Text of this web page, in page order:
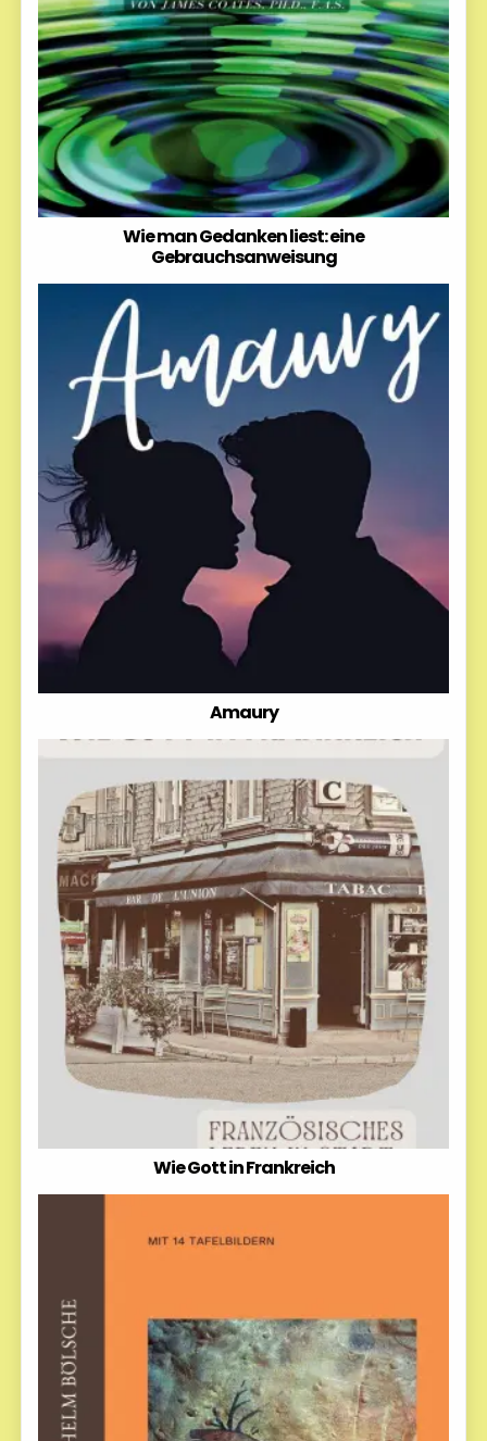
Wie man Gedanken liest: eine
Gebrauchsanweisung
Amaury
Wie Gott in Frankreich